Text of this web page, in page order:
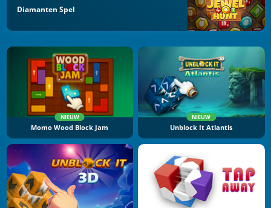
Diamanten Spel
NIEUW
Momo Wood Block Jam
NIEUW
Unblock It Atlantis